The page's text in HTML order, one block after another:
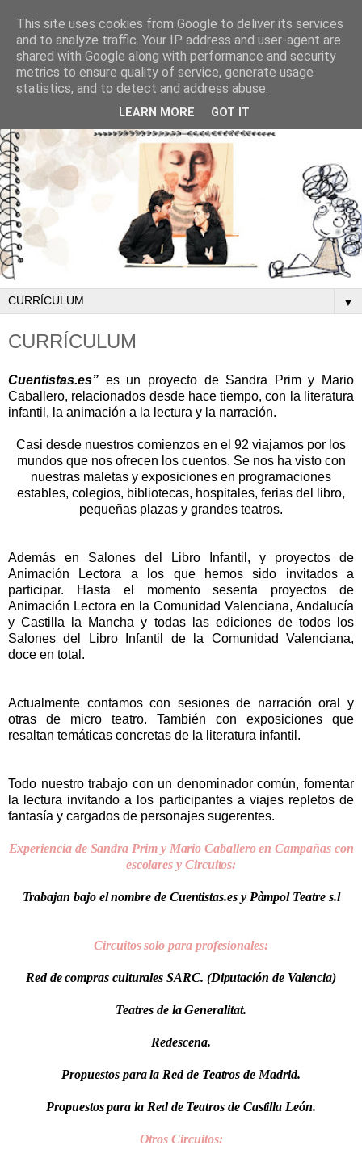
▼
CURRÍCULUM
Cuentistas.es” es un proyecto de Sandra Prim y Mario
Caballero, relacionados desde hace tiempo, con la literatura
infantil, la animación a la lectura y la narración.
Casi desde nuestros comienzos en el 92 viajamos por los
mundos que nos ofrecen los cuentos. Se nos ha visto con
nuestras maletas y exposiciones en programaciones
estables, colegios, bibliotecas, hospitales, ferias del libro,
pequeñas plazas y grandes teatros.
Además en Salones del Libro Infantil, y proyectos de
Animación Lectora a los que hemos sido invitados a
participar. Hasta el
momento sesenta proyectos de
Animación Lectora en la Comunidad Valenciana, Andalucía
y Castilla la Mancha y todas las ediciones de todos los
Salones del Libro Infantil de la Comunidad Valenciana,
doce en total.
Actualmente contamos con sesiones de narración oral y
otras de micro teatro. También con exposiciones que
resaltan temáticas concretas de la literatura infantil.
Todo nuestro trabajo con un denominador común, fomentar
la lectura invitando a los participantes a viajes repletos de
fantasía y cargados de personajes sugerentes.
Experiencia de Sandra Prim y Mario Caballero en Campañas con
escolares y Circuitos:
Trabajan bajo el nombre de Cuentistas.es y Pàmpol Teatre s.l
Circuitos solo para profesionales:
Red de compras culturales SARC. (Diputación de Valencia)
Teatres de la Generalitat.
Redescena.
Propuestos para la Red de Teatros de Madrid.
Propuestos para la Red de Teatros de Castilla León.
Otros Circuitos:
This site uses cookies from Google to deliver its services
and to analyze traffic. Your IP address and user-agent are
shared with Google along with performance and security
metrics to ensure quality of service, generate usage
statistics, and to detect and address abuse.
LEARN MORE GOT IT